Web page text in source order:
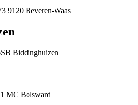
9120 Beveren-Waas
Biddinghuizen
MC Bolsward